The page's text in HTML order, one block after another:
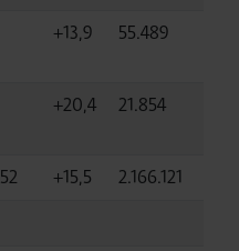
+13,9 55.489
+20,4 21.854
+15,5 2.166.121